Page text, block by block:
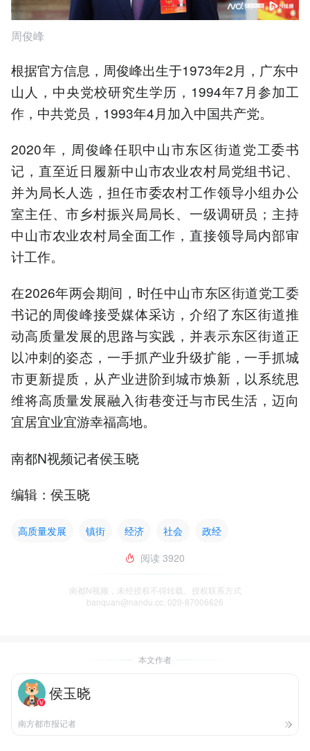
周俊峰
根据官方信息，周俊峰出生于1973年2月，广东中
山人，中央党校研究生学历，1994年7月参加工
作，中共党员，1993年4月加入中国共产党。
2020年，周俊峰任职中山市东区街道党工委书
记，直至近日履新中山市农业农村局党组书记、
并为局长人选，担任市委农村工作领导小组办公
室主任、市乡村振兴局局长、一级调研员；主持
中山市农业农村局全面工作，直接领导局内部审
计工作。
在2026年两会期间，时任中山市东区街道党工委
书记的周俊峰接受媒体采访，介绍了东区街道推
动高质量发展的思路与实践，并表示东区街道正
以冲刺的姿态，一手抓产业升级扩能，一手抓城
市更新提质，从产业进阶到城市焕新，以系统思
维将高质量发展融入街巷变迁与市民生活，迈向
宜居宜业宜游幸福高地。
南都N视频记者侯玉晓
编辑：侯玉晓
高质量发展 镇街 经济 社会
政经
阅读 3920
南都N视频，未经授权不得转载、授权联系方式
banquan@nandu.cc. 020-87006626
本文作者
侯玉晓
南方都市报记者